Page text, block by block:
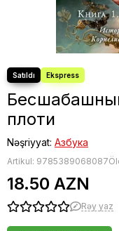
плоти
Nəşriyyat: Азбука
Artikul: 9785389068087
18.50 AZN
Rəy yaz